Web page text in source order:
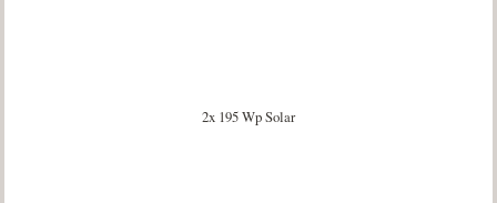
2x 195 Wp Solar